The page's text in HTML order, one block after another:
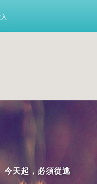
今天起，必須從逃